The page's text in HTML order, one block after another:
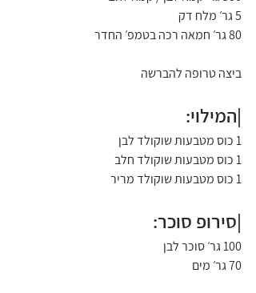
5 גר׳ מלח דק
80 גר׳ חמאה רכה בטמפ׳ החדר
ביצה טרופה להברשה
|המילוי:
1 כוס מטבעות שוקולד לבן
1 כוס מטבעות שוקולד חלב
1 כוס מטבעות שוקולד מריר
|סירופ סוכר:
100 גר׳ סוכר לבן
70 גר׳ מים